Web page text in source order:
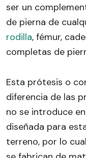
ser un
de pierna de
rodilla, fémur,
completas de
Esta prótesis o
diferencia de las
no se introduce
diseñada para
terreno, por lo